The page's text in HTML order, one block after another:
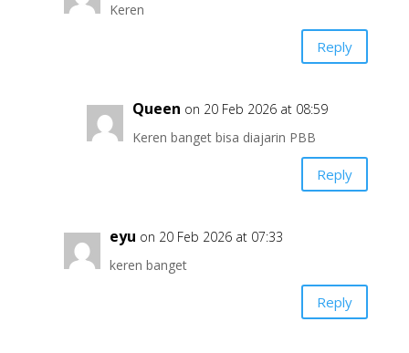
Keren
Reply
Queen on 20 Feb 2026 at 08:59
Keren banget bisa diajarin PBB
Reply
eyu on 20 Feb 2026 at 07:33
keren banget
Reply